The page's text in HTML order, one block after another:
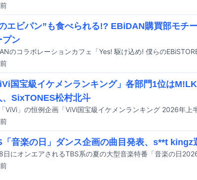
前
エビパン”も食べられる!? EBiDAN購買部モチ
プン
前
国宝級イケメンランキング」各部門1位は
、SixTONES松村北斗
ViVi」の恒例企画「ViVi国宝級イケメンランキング 2026年上
前
「音楽の日」ダンス企画の曲目発表、s**t kingz
前